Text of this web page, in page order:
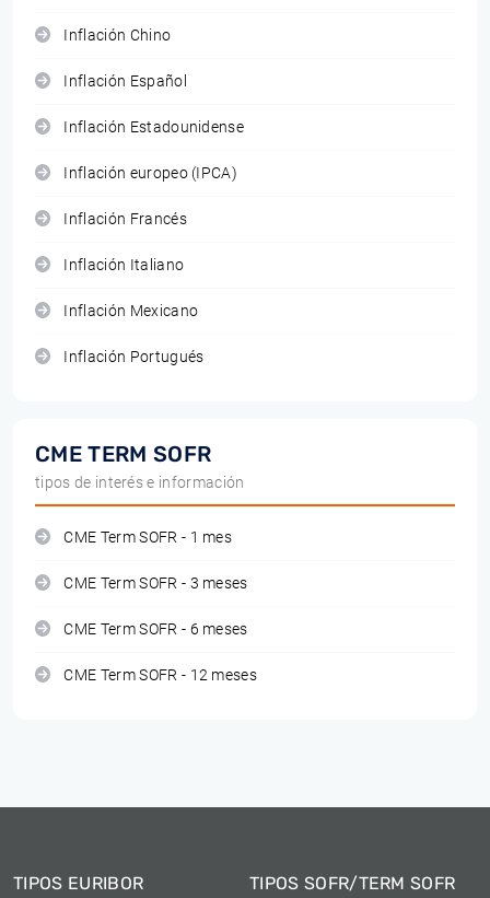
Inflación Chino
Inflación Español
Inflación Estadounidense
Inflación europeo (IPCA)
Inflación Francés
Inflación Italiano
Inflación Mexicano
Inflación Portugués
CME TERM SOFR
tipos de interés e información
CME Term SOFR - 1 mes
CME Term SOFR - 3 meses
CME Term SOFR - 6 meses
CME Term SOFR - 12 meses
TIPOS EURIBOR TIPOS SOFR/TERM SOFR